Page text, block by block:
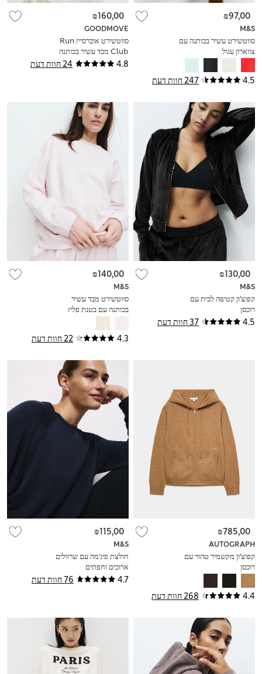
4.5 247 חוות דעת
M&S
סווטשירט עשיר בכותנה עם
צווארון עגול
₪97,00
4.8 24 חוות דעת
GOODMOVE
סווטשירט אוברסייז Run
Club מבד עשיר בכותנה
₪160,00
4.5 37 חוות דעת
M&S
קפוצ'ון קטיפה לבית עם
רוכסן
₪130,00
4.3 22 חוות דעת
M&S
סווטשירט מבד עשיר
בכותנה עם בטנת פליז
₪140,00
4.4 268 חוות דעת
AUTOGRAPH
קפוצ'ון מקשמיר טהור עם
רוכסן
₪785,00
4.7 76 חוות דעת
M&S
חולצת פיג'מה עם שרוולים
ארוכים וחפתים
₪115,00